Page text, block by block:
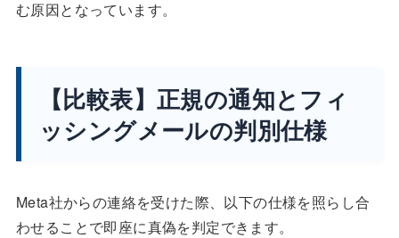
む原因となっています。
【比較表】正規の通知とフィ
ッシングメールの判別仕様
Meta社からの連絡を受けた際、以下の仕様を照らし合
わせることで即座に真偽を判定できます。